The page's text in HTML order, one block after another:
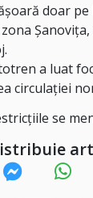
doar
a luat
circulației
se